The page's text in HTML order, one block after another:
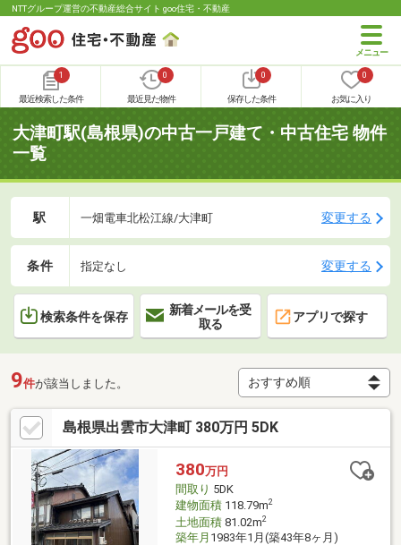
NTTグループ運営の不動産総合サイト goo住宅・不動産
1
最近検索した条件
0
最近見た物件
0
保存した条件
0
お気に入り
大津町駅(島根県)の中古一戸建て・中古住宅 物件
一覧
駅 一畑電車北松江線/大津町 変更する
条件 指定なし 変更する
検索条件を保存
新着メールを受
取る
アプリで探す
9件が該当しました。
島根県出雲市大津町 380万円 5DK
380万円
間取り 5DK
建物面積118.79m2
土地面積81.02m2
築年月 1983年1月(築43年8ヶ月)